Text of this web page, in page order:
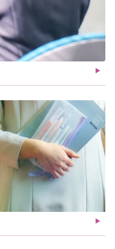
▶︎
▶︎